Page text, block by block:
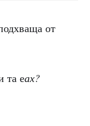
от
та еах?